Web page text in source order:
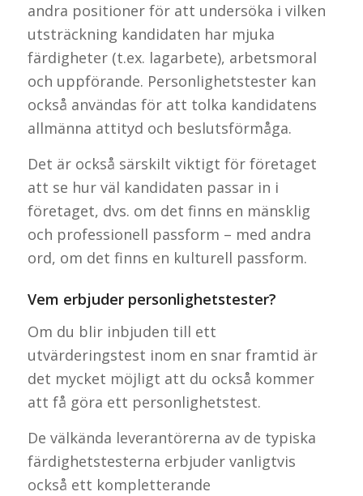
andra positioner för att undersöka i vilken
utsträckning kandidaten har mjuka
färdigheter (t.ex. lagarbete), arbetsmoral
och uppförande. Personlighetstester kan
också användas för att tolka kandidatens
allmänna attityd och beslutsförmåga.
Det är också särskilt viktigt för företaget
att se hur väl kandidaten passar in i
företaget, dvs. om det finns en mänsklig
och professionell passform – med andra
ord, om det finns en kulturell passform.
Vem erbjuder personlighetstester?
Om du blir inbjuden till ett
utvärderingstest inom en snar framtid är
det mycket möjligt att du också kommer
att få göra ett personlighetstest.
De välkända leverantörerna av de typiska
färdighetstesterna erbjuder vanligtvis
också ett kompletterande